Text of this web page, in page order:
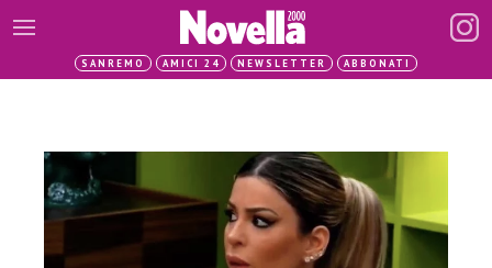
SANREMO AMICI 24 NEWSLETTER ABBONATI